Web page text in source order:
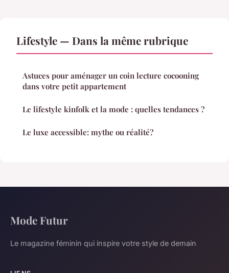
Lifestyle — Dans la même rubrique
Astuces pour aménager un coin lecture cocooning
dans votre petit appartement
Le lifestyle kinfolk et la mode : quelles tendances ?
Le luxe accessible: mythe ou réalité?
Mode Futur
Le magazine féminin qui inspire votre style de demain